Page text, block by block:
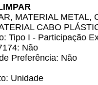
MATERIAL METAL,
CABO
Tipo I - Participação
Não
Preferência: Não
Unidade